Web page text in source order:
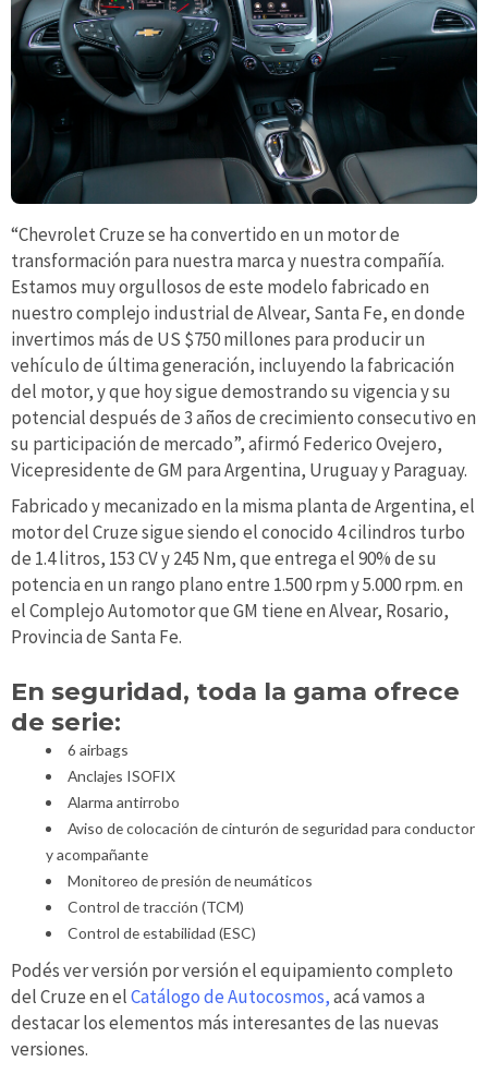
“Chevrolet Cruze se ha convertido en un motor de
transformación para nuestra marca y nuestra compañía.
Estamos muy orgullosos de este modelo fabricado en
nuestro complejo industrial de Alvear, Santa Fe, en donde
invertimos más de US $750 millones para producir un
vehículo de última generación, incluyendo la fabricación
del motor, y que hoy sigue demostrando su vigencia y su
potencial después de 3 años de crecimiento consecutivo en
su participación de mercado”, afirmó Federico Ovejero,
Vicepresidente de GM para Argentina, Uruguay y Paraguay.
Fabricado y mecanizado en la misma planta de Argentina, el
motor del Cruze sigue siendo el conocido 4 cilindros turbo
de 1.4 litros, 153 CV y 245 Nm, que entrega el 90% de su
potencia en un rango plano entre 1.500 rpm y 5.000 rpm. en
el Complejo Automotor que GM tiene en Alvear, Rosario,
Provincia de Santa Fe.
En seguridad, toda la gama ofrece
de serie:
6 airbags
Anclajes ISOFIX
Alarma antirrobo
Aviso de colocación de cinturón de seguridad para conductor
y acompañante
Monitoreo de presión de neumáticos
Control de tracción (TCM)
Control de estabilidad (ESC)
Podés ver versión por versión el equipamiento completo
del Cruze en elCatálogo de Autocosmos,acá vamos a
destacar los elementos más interesantes de las nuevas
versiones.